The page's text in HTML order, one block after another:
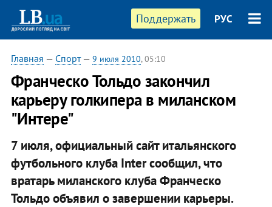
Поддержать РУС
Главная — Спорт— 9 июля 2010, 05:10
Франческо Тольдо закончил
карьеру голкипера в миланском
"Интере"
7 июля, официальный сайт итальянского
футбольного клуба Inter сообщил, что
вратарь миланского клуба Франческо
Тольдо объявил о завершении карьеры.